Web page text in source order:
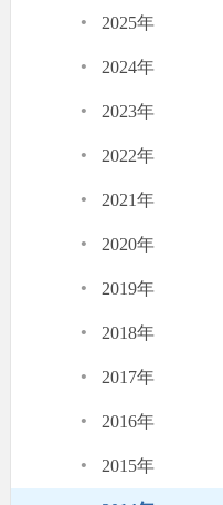
· 2025年
· 2024年
· 2023年
· 2022年
· 2021年
· 2020年
· 2019年
· 2018年
· 2017年
· 2016年
· 2015年